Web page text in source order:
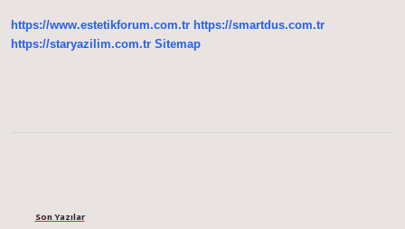
https://www.estetikforum.com.tr https://smartdus.com.tr
https://staryazilim.com.tr Sitemap
Son Yazılar